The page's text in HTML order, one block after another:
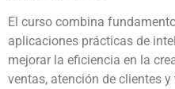
El curso combina
aplicaciones prácticas de
mejorar la eficiencia en la
ventas, atención de clientes